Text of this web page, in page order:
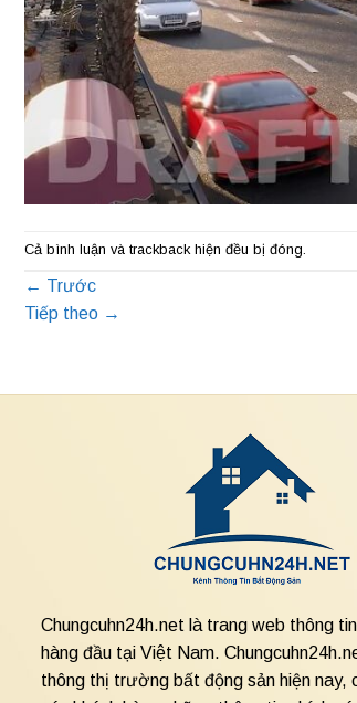
Cả bình luận và trackback hiện đều bị đóng.
← Trước
Tiếp theo →
Chungcuhn24h.net là trang web thông
hàng đầu tại Việt Nam.
thông thị trường bất động sản hiện nay,